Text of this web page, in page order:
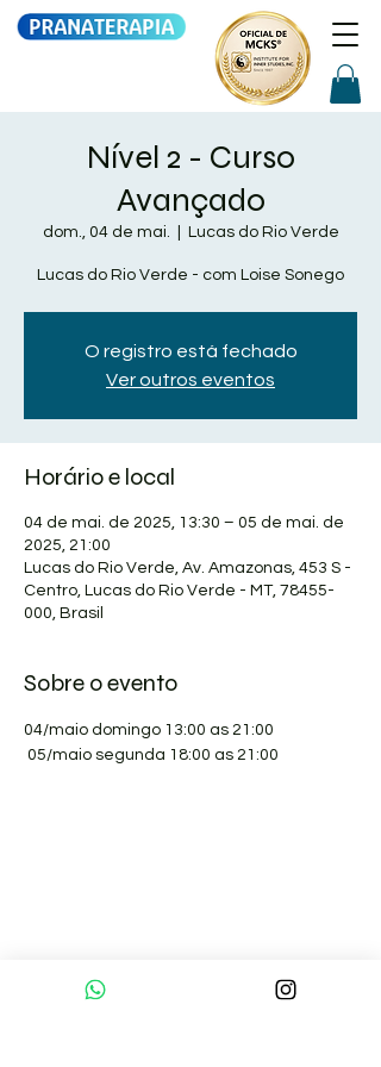
Nível 2 - Curso
Avançado
dom., 04 de mai. Lucas do Rio Verde
Lucas do Rio Verde - com Loise Sonego
O registro está fechado
Ver outros eventos
Horário e local
04 de mai. de 2025, 13:30 – 05 de mai. de
2025, 21:00
Lucas do Rio Verde, Av. Amazonas, 453 S -
Centro, Lucas do Rio Verde - MT, 78455-
000, Brasil
Sobre o evento
04/maio domingo 13:00 as 21:00
05/maio segunda 18:00 as 21:00